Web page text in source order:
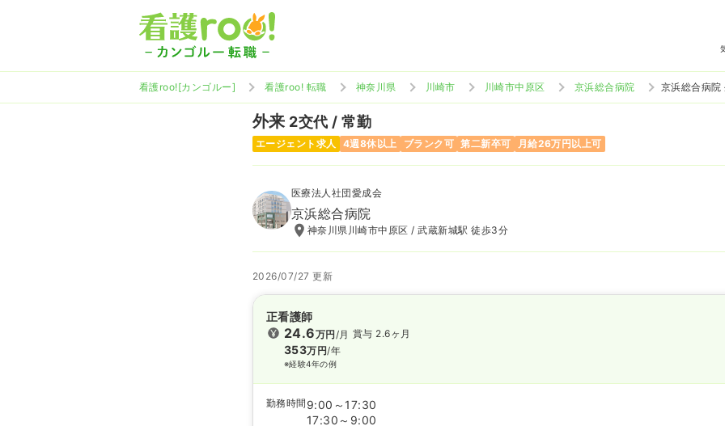
看護roo![カンゴルー] 看護roo! 転職 神奈川県 川崎市 川崎市中原区 京浜総合病院 京浜総合病院
外来 2交代 / 常勤
エージェント求人 4週8休以上 ブランク可 第二新卒可 月給26万円以上可
医療法人社団愛成会
京浜総合病院
神奈川県川崎市中原区 / 武蔵新城駅 徒歩3分
2026/07/27 更新
正看護師
24.6万円/月
353万円/年
※経験4年の例
賞与 2.6ヶ月
勤務時間 9:00～17:30
17:30～9:00